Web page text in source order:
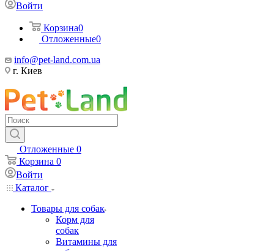
Войти
Корзина0
Отложенные0
info@pet-land.com.ua
г. Киев
Отложенные 0
Корзина 0
Войти
Каталог
Товары для собак
Корм для
собак
Витамины для